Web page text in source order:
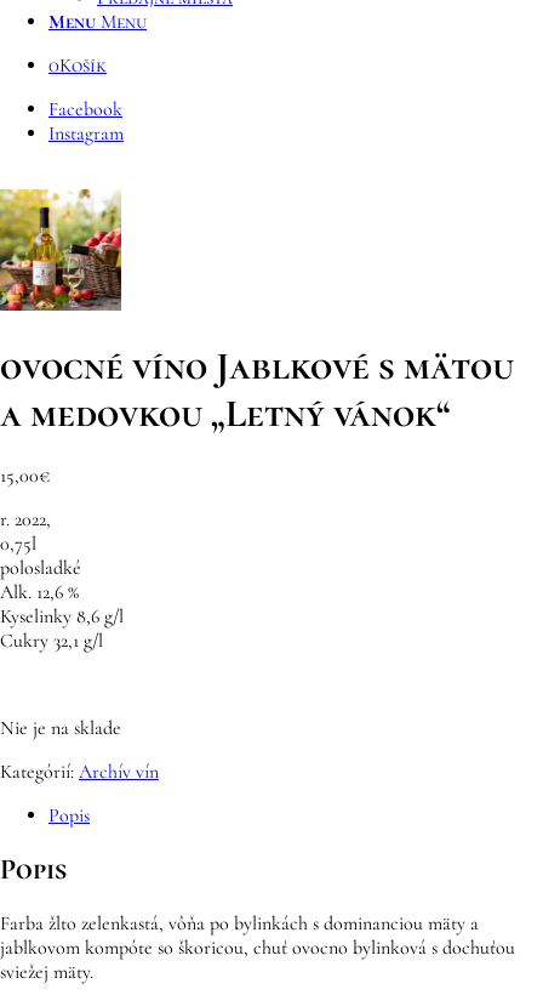
Menu Menu
0Košík
Facebook
Instagram
ovocné víno Jablkové s mätou
a medovkou „Letný vánok“
15,00€
r. 2022,
0,75l
polosladké
Alk. 12,6 %
Kyselinky 8,6 g/l
Cukry 32,1 g/l
Nie je na sklade
Kategórií: Archív vín
Popis
Popis
Farba žlto zelenkastá, vôňa po bylinkách s dominanciou mäty a
jablkovom kompóte so škoricou, chuť ovocno bylinková s dochuťou
sviežej mäty.